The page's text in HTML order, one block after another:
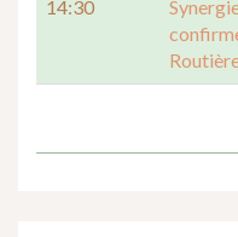
14:30